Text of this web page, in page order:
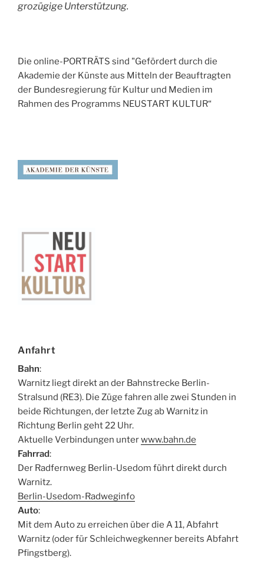
grozügige Unterstützung.
Die online-PORTRÄTS sind "Gefördert durch die
Akademie der Künste aus Mitteln der Beauftragten
der Bundesregierung für Kultur und Medien im
Rahmen des Programms NEUSTART KULTUR“
Anfahrt
Bahn:
Warnitz liegt direkt an der Bahnstrecke Berlin-
Stralsund (RE3). Die Züge fahren alle zwei Stunden in
beide Richtungen, der letzte Zug ab Warnitz in
Richtung Berlin geht 22 Uhr.
Aktuelle Verbindungen unterwww.bahn.de
Fahrrad:
Der Radfernweg Berlin-Usedom führt direkt durch
Warnitz.
Berlin-Usedom-Radweginfo
Auto:
Mit dem Auto zu erreichen über die A 11, Abfahrt
Warnitz (oder für Schleichwegkenner bereits Abfahrt
Pfingstberg).